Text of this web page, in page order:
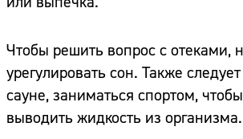
Чтобы решить вопрос с отеками,
урегулировать сон. Также
сауне, заниматься спортом,
выводить жидкость из организма.